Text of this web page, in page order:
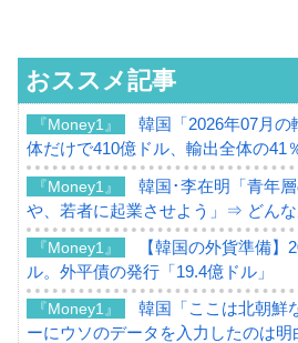
おススメ記事
『Money1』
韓国「2026年07月
体だけで410億ドル、輸出全体の41
『Money1』
韓国･李在明「青年
や、若者に起業させよう」⇒ どんな
『Money1』
【韓国の外貨準備】
ル。外平債の発行「19.4億ドル」
『Money1』
韓国「ここは北朝鮮
ーにウソのデータを入力したのは明